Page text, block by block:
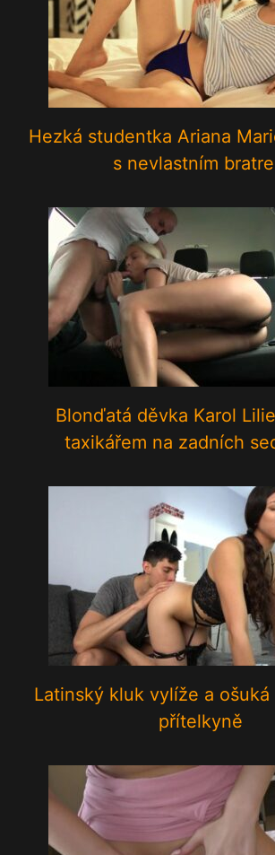
Hezká studentka Ariana
s nevlastním
Blonďatá děvka Karol
taxikářem na zadních
Latinský kluk vylíže a ošuká
přítelkyně